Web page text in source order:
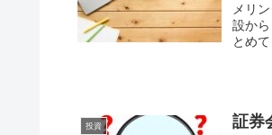
メリ
設か
とめて
投資 証券